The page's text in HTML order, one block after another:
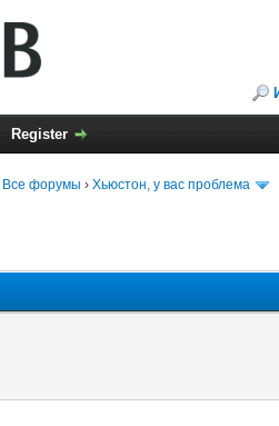
Register
Все форумы › Хьюстон, у вас проблема